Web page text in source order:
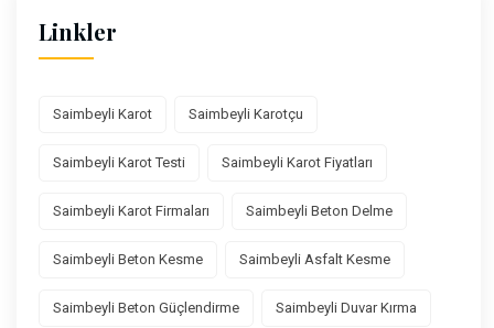
Linkler
Saimbeyli Karot Saimbeyli Karotçu
Saimbeyli Karot Testi Saimbeyli Karot Fiyatları
Saimbeyli Karot Firmaları Saimbeyli Beton Delme
Saimbeyli Beton Kesme Saimbeyli Asfalt Kesme
Saimbeyli Beton Güçlendirme Saimbeyli Duvar Kırma